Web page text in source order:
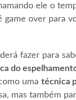
ele o
game over para
fazer para
do
uma técnica
mas também